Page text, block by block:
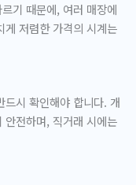
기 때문에, 여러 매장에
게 저렴한 가격의 시계는
시 확인해야 합니다. 개
안전하며, 직거래 시에는